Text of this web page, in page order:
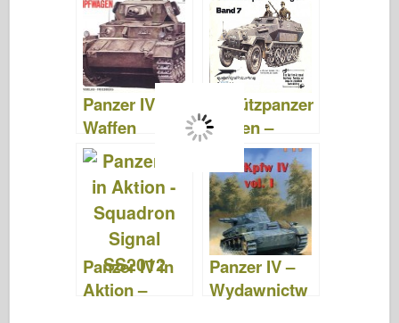
Arsenal 104
Panzer IV –
Waffen
Arsenal 014
Schützpanzer
wagen –
Waffen
Arsenal 007
Panzer IV in
Aktion –
Panzer IV –
Wydawnictw